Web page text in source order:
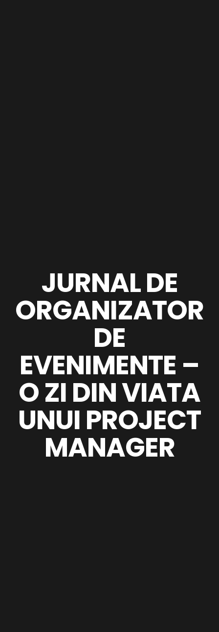
JURNAL DE
ORGANIZATOR
DE
EVENIMENTE –
O ZI DIN VIATA
UNUI PROJECT
MANAGER